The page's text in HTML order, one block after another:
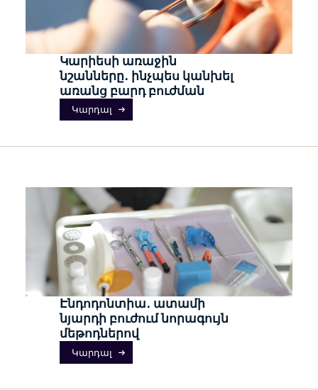
Կարիեսի առաջին
նշանները․ ինչպես կանխել
առանց բարդ բուժման
Կարդալ
Էնդոդոնտիա․ ատամի
նյարդի բուժում նորագույն
մեթոդներով
Կարդալ